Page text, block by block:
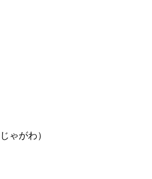
ゃがわ）